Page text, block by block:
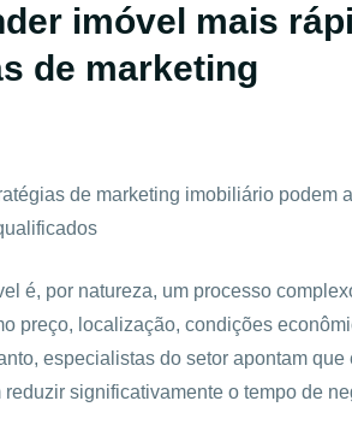
imóvel mais
de marketing
de marketing imobiliário podem
é, por natureza, um processo
preço, localização, condições
especialistas do setor apontam
significativamente o tempo de